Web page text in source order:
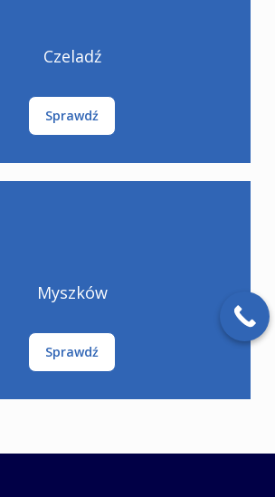
Czeladź
Sprawdź
Myszków
Sprawdź